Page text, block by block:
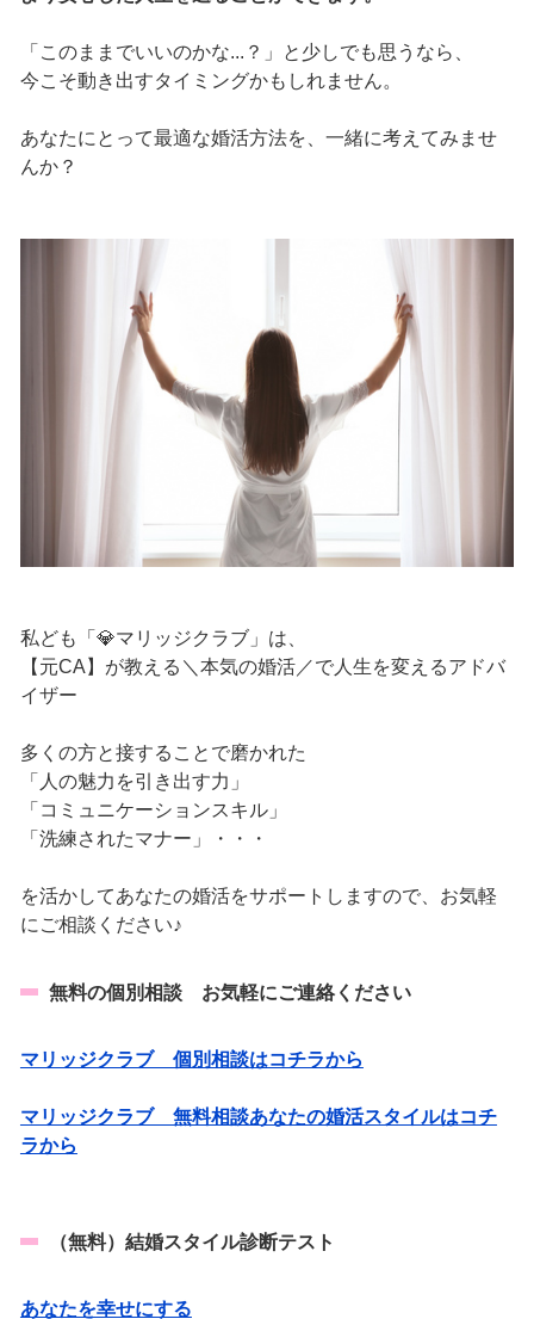
「このままでいいのかな...？」と少しでも思うなら、
今こそ動き出すタイミングかもしれません。
あなたにとって最適な婚活方法を、一緒に考えてみませ
んか？
私ども「💎マリッジクラブ」は、
【元CA】が教える＼本気の婚活／で人生を変えるアドバ
イザー
多くの方と接することで磨かれた
「人の魅力を引き出す力」
「コミュニケーションスキル」
「洗練されたマナー」・・・
を活かしてあなたの婚活をサポートしますので、お気軽
にご相談ください♪
無料の個別相談 お気軽にご連絡ください
マリッジクラブ 個別相談はコチラから
マリッジクラブ 無料相談あなたの婚活スタイルはコチ
ラから
（無料）結婚スタイル診断テスト
あなたを幸せにする